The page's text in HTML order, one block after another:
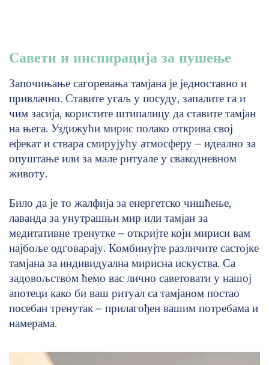
Савети и инспирација за пушење
Започињање сагоревања тамјана је једноставно и
привлачно. Ставите угаљ у посуду, запалите га и
чим засија, користите штипалицу да ставите тамјан
на њега. Уздижући мирис полако открива свој
ефекат и ствара смирујућу атмосферу – идеално за
опуштање или за мале ритуале у свакодневном
животу.
Било да је то жалфија за енергетско чишћење,
лаванда за унутрашњи мир или тамјан за
медитативне тренутке – откријте који мириси вам
најбоље одговарају. Комбинујте различите састојке
тамјана за индивидуална мирисна искуства. Са
задовољством ћемо вас лично саветовати у нашој
апотеци како би ваш ритуал са тамјаном постао
посебан тренутак – прилагођен вашим потребама и
намерама.